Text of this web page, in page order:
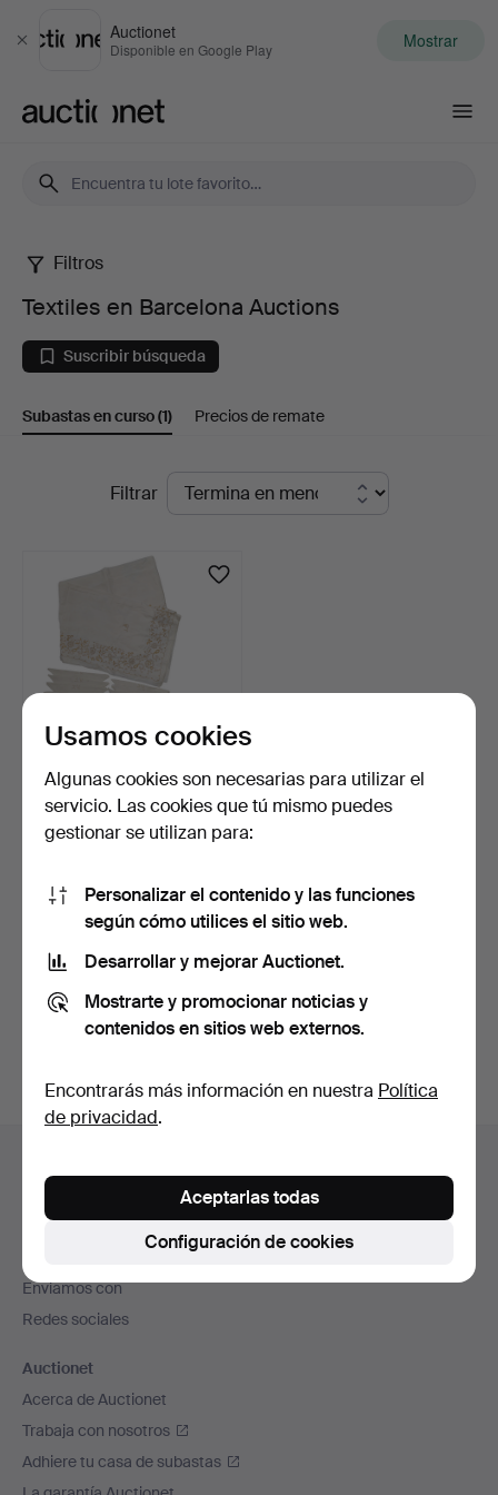
Cerrar
Auctionet
Disponible en Google Play Mostrar
Textiles
en
Barcelona
Auctions
Filtros
Textiles en Barcelona Auctions
Suscribir búsqueda
Subastas en curso(1) Precios de remate
SubastasFiltrar
MANTELERIA EN HILO
CON BORDADO FLORAL.
11 …
4 días
93 USD
También puedes buscar ennuestro archivo de
subastas concluidas.
en
de
página
Contacta con el servicio de atención al cliente
Todas las casas de subastas
Enviamos con
Redes sociales
Auctionet
Acerca de Auctionet
Trabaja con nosotros
Adhiere tu casa de subastas
Usamos cookies
Algunas cookies son necesarias para utilizar el
servicio. Las cookies que tú mismo puedes
gestionar se utilizan para:
Personalizar el contenido y las funciones
según cómo utilices el sitio web.
Desarrollar y mejorar Auctionet.
Mostrarte y promocionar noticias y
contenidos en sitios web externos.
Encontrarás más información en nuestra Política
de privacidad.
Configuración de cookies
Aceptarlas todas